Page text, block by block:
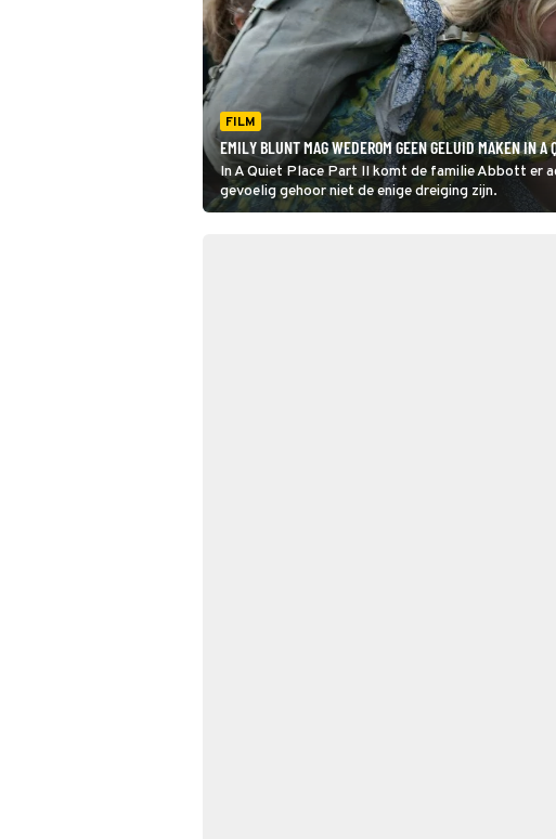
FILM
EMILY BLUNT MAG WEDEROM GEEN GELUID MAKEN IN A
In A Quiet Place Part II komt de familie Abbott er
gevoelig gehoor niet de enige dreiging zijn.